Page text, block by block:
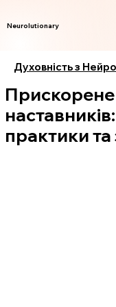
Neurolutionary
Духовність з
практики та